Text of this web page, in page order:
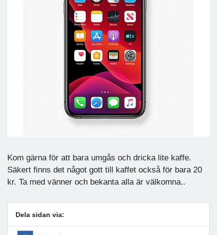
Kom gärna för att bara umgås och dricka lite kaffe.
Säkert finns det något gott till kaffet också för bara 20
kr. Ta med vänner och bekanta alla är välkomna..
Dela sidan via: